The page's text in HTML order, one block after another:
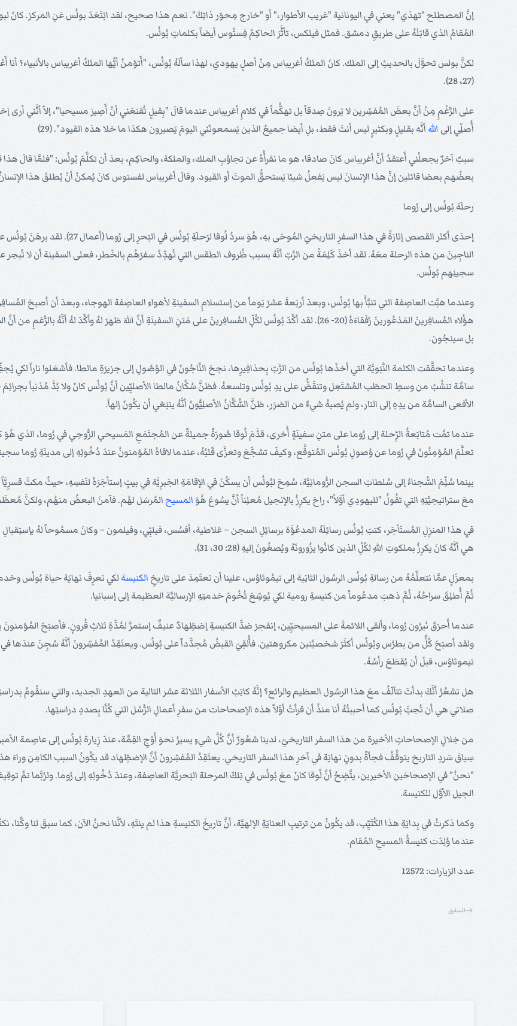
إنَّ المصطلح "تهذي" يعني في اليونانية "غريب الأطوار،" أو "خارج مِحوَر ذاتِكَ". نعم هذا صحيح، لقد ابْتَعَدَ بولُس عَنِ المركز. كانَ
المُقامُ الذي قابَلَهُ على طريقِ دمشق. فمثل فيلكس، تأثَّرَ الحاكِمُ فِستُوس أيضاً بكلماتِ بُولُس.
لكنَّ بولس تحوَّلَ بالحديثِ إلى الملك. كانَ الملكُ أغريباس مِنْ أصلٍ يهودي، لهذا سألَهُ بُولُس، "أَتؤمنُ أيُّها الملكُ أغريباس بالأنبياء؟
(27، 28).
على الرَّغْمِ مِنْ أنَّ بعضَ المُفسِّرين لا يَرونَ صِدقاً بل تهكُّماً في كلامِ أغريباس عندما قالَ "بِقيلٍ تُقنعَني أنْ أَصِيرَ مسيحيا"، إلاّ أنَّني
أُصلِّي إلى الله أنَّه بقليلٍ وبكثيرٍ ليس أنتَ فقط، بلِ أيضا جميعُ الذين يَسمعونَني اليومَ يَصيرون هكذا ما خلا هذه القيود". (29)
سببٌ آخرٌ يجعلُني أَعتقدُ أنَّ أغريباس كانَ صادقا، هو ما نقرأُهُ عن تجاوُبِ الملك، والملكة، والحاكِم، بعدَ أن تكلَّمَ بُولُس: "فلمَّا قالَ
بعضُهم بعضا قائلين إنَّ هذا الإنسانَ ليس يَفعلُ شيئا يَستحقُّ الموتَ أو القيود. وقالَ أغريباس لفستوس كانَ يُمكنُ أنْ يُطلقَ هذا الإنسانُ لو
رحلَة بُولُس إلى رُوما
إحدَى أكثر القصص إثارَةً في هذا السفرِ
الناجِينَ من هذه الرحلة معَهُ. لقد أخذَ كَلِمَةً من الرَّبّ أنَّهُ بسبب ظُروف الطقس التي تُهدِّدُ سفرَهُم بالخَطر، فعلى السفينة أن لا تُبحِر
سجينِهم بُولُس.
وعندما هبَّت العاصِفة التي تنبَّأَ بها بُولُس، وبعدَ أربَعةَ عشرَ يَوماً من إستسلامِ السفينةِ لأهواءِ العاصِفة الهوجاء، وبعدَ أن أصبحَ
هؤُلاء المُسافِرينَ المَذعُورينَ رُفَقاءَهُ (20- 26). لقد أكَّدَ بُولُس لكُلِّ المُسافِرينَ على مَتنِ السفينَةِ أنَّ اللهَ ظهرَ لهُ
بل سينجُون.
وعندما تحقَّقت الكلمة النَّبَويَّة التي أخذَها بُولُس من الرَّبّ بِحذافِيرِها، نجحَ النَّاجُونَ في الوُصُولِ إلى جزيرَةِ مالطا. فأشعَلوا ناراً لكي
سامَّة تنشُبُ من وسطِ الحطَب المُشتَعِل وتنقَضُّ على يدِ بُولُس وتلسعهُ. فظنَّ سُكَّانُ مالطا الأصليِّين أنَّ بُولُس كانَ ولا بُدَّ مُذنِباً بجرائِمَ
الأفعى السامَّة من يدِهِ إلى النار، ولم يُصبهُ شيءٌ من الضرَر، ظنَّ السُّكَّانُ الأصلِيُّونَ أنَّهُ ينبَغي أن يكُونَ إلهاً.
عندما تمَّت مُتابَعةُ الرِّحلة إلى رُوما على متنِ سفينَةٍ أُخرى، قدَّمَ لُوقا صُورَةً جميلةً عن المُجتَمَعِ المَسيحي الرُّوحِي في رُوما، الذي هُوَ
تعلَّمَ المُؤمِنُونَ في رُوما عن وُصولِ بُولُس المُتوقَّع، وكيفَ تشجَّعَ وتعزَّى قَلبُهُ، عندما لاقاهُ المُؤمنونُ عندَ دُخُولِهِ إلى مدينَةِ رُوما
بينما سُلِّمَ السُّجناءُ إلى سُلطاتِ السجن الرُّومانِيَّة، سُمِحَ لبُولُس أن يسكُنَ في الإقامَةِ الجَبرِيَّة في بيتٍ إستأجَرَهُ لنَفسِهِ، حيثُ مكثَ
معَ ستراتيجيَّتِهِ التي تقُولُ "لليهودِي أوَّلاً"، راحَ يكرِزُ بالإنجيل مُعلِناً أنَّ يسُوعَ هُوَ المسيح المُرسَل لهُم. فآمنَ البعضُ منهُم، ولكنَّ
في هذا المنزِلِ المُستَأجَر، كتبَ بُولُس رسائِلَهُ المدعُوَّة برسائِلِ السجن – غلاطية، أفسُس، فيلبِّي، وفيلمون – وكانَ مسمُوحاً لهُ
هي أنَّهُ كانَ يكرِزُ بملكوتِ اللهِ لكُلِّ الذين كانُوا يزُورونَهُ ويُصغُونَ إليهِ (28: 30، 31).
بمعزَلٍ عمَّا نتعلَّمُهُ من رسالةِ بُولُس الرسُول الثانِية إلى تيمُوثاوُس، علينا أن نعتَمِدَ على تاريخِ الكنيسة لكي نعرِفَ نهايَة حياة بُولُس
ثُمَّ أُطلِقَ سراحُهُ، ثُمَّ ذهبَ مدعُوماً من كنيسةِ رومية لكي يُوسِّعَ تُخُومَ خدمتِهِ الإرساليَّة العظيمة إلى إسبانيا.
عندما أَحرَقَ نَيرُون رُوما، وألقى اللائمةَ على المسيحيِّين، إنفجرَ ضدَّ الكنيسةِ إضطِّهادٌ عنيفٌ إستمرَّ لمُدَّةِ ثلاثِ قُرونٍ. فأصبَحَ
ولقد أصبَحَ كُلٌّ من بطرُس وبُولُس أكثَرَ شخصيَّتين مكروهتين. فأُلقِيَ القبضُ مُجدَّداً على بُولُس. ويعتَقِدُ المُفسِّرونَ أنَّهُ سُجِنَ عندَها في
تيموثاوُس، قبلَ أن يُقطَعَ رأسُهُ.
هل تشعُرُ أنَّكَ بدأتَ تتآلَفُ معَ هذا الرسُول العظيم والرائع؟ إنَّهُ كاتِبُ الأسفار الثلاثة عشر التالية من العهدِ الجديد، والتي سنقُومُ
صلاتي هي أن تُحِبَّ بُولُس كما أحببتُهُ أنا منذُ أن قرأتُ أوَّلاً هذه الإصحاحات من سفرِ أعمالِ الرُّسُل التي كُنَّا بِصددِ دراستِها.
من خِلالِ الإصحاحاتِ الأخيرة من هذا السفر التاريخيّ، لدينا شعُورٌ أنَّ كُلَّ شيءٍ يسيرُ نحوَ أَوْجِ القِمَّة، عندَ زِيارة بُولُس إلى عاصِمة
سِياقَ سَردِ التاريخ يتوقَّفُ فجأةً بدونِ نهايَة في آخرِ هذا السفر التاريخي. يعتَقِدُ المُفسِّرونَ أنَّ الإضطِّهاد قد يكُونُ السبب الكامِن وراءَ
"نحنُ" في الإصحاحَين الأخيرين، يتَّضِحُ أنَّ لُوقا كانَ معَ بُولُس في تِلكَ المرحلة البَحريَّة العاصِفة، وعندَ دُخُولِهِ إلى رُوما. ولرُبَّما تمَّ
الجيل الأوَّل للكنيسة.
وكما ذكرتُ في بِدايَةِ هذا الكُتَيِّب، قد يكُونُ من ترتيبِ العنايَةِ الإلهيَّة، أنَّ تاريخَ الكنيسةِ هذا لم ينتَهِ، لأنَّنا نحنُ الآن، كما سبقَ لنا
عندما وُلِدَت كنيسةُ المسيحِ المُقام.
عدد الزيارات: 12572
السابق